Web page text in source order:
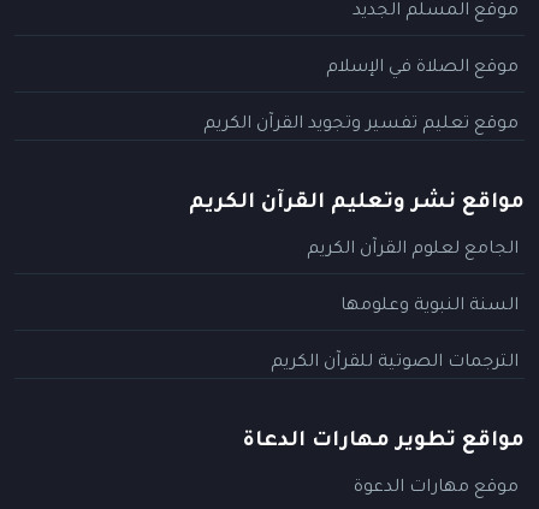
موقع المسلم الجديد
موقع الصلاة في الإسلام
موقع تعليم تفسير وتجويد القرآن الكريم
مواقع نشر وتعليم القرآن الكريم
الجامع لعلوم القرآن الكريم
السنة النبوية وعلومها
الترجمات الصوتية للقرآن الكريم
مواقع تطوير مهارات الدعاة
موقع مهارات الدعوة